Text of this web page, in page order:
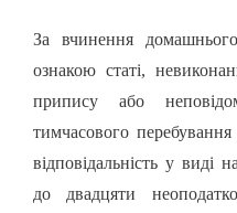
За вчинення
ознакою статі,
припису або
тимчасового
відповідальність у виді
до двадцяти